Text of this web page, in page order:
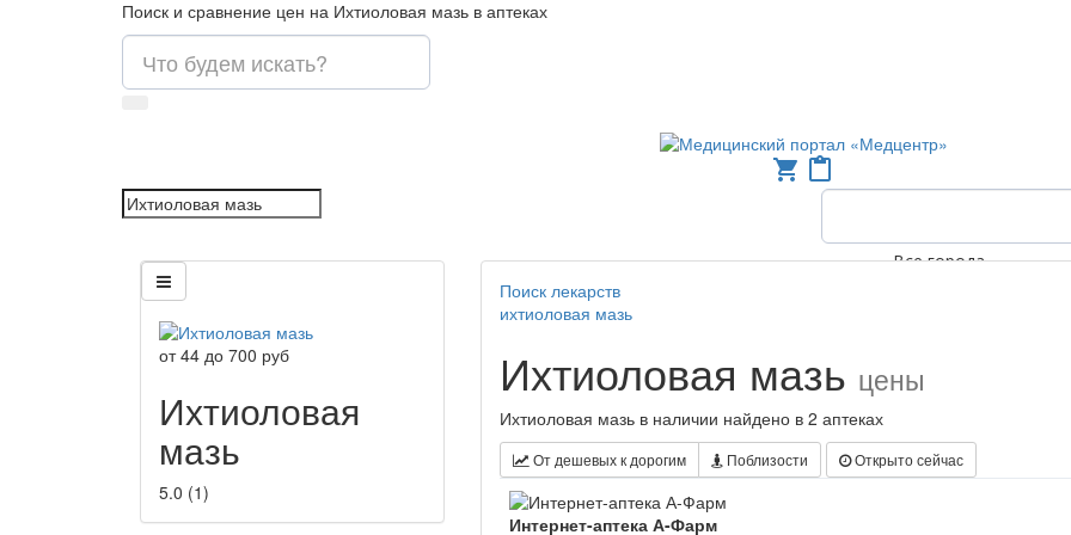
Поиск и сравнение цен на Ихтиоловая мазь в аптеках
shopping_cart content_paste
Все города
от44 до 700 руб
Ихтиоловая
мазь
5.0 (1)
Поиск лекарств
ихтиоловая мазь
Ихтиоловая мазь цены
Ихтиоловая мазь в наличии найдено в 2 аптеках
От дешевых к дорогим Поблизости Открыто сейчас
Интернет-аптека А-Фарм